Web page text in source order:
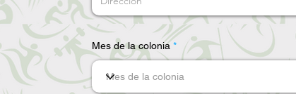
Mes de la colonia